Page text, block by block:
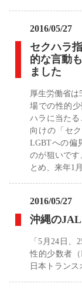
2016/05/27
セクハラ
的な言動
ました
厚生労働省
場での性的
ハラに当た
向けの「セ
LGBTへの偏
のが狙いで
とめ、来年1
2016/05/27
沖縄の
「5月24日
性的少数者
日本トランス